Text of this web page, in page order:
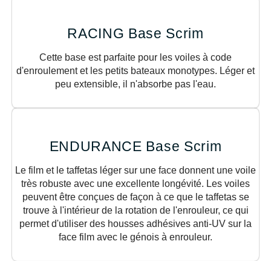
RACING Base Scrim
Cette base est parfaite pour les voiles à code
d'enroulement et les petits bateaux monotypes. Léger et
peu extensible, il n'absorbe pas l'eau.
ENDURANCE Base Scrim
Le film et le taffetas léger sur une face donnent une voile
très robuste avec une excellente longévité. Les voiles
peuvent être conçues de façon à ce que le taffetas se
trouve à l'intérieur de la rotation de l'enrouleur, ce qui
permet d'utiliser des housses adhésives anti-UV sur la
face film avec le génois à enrouleur.